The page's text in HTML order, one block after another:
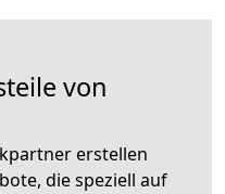
von
erstellen
die speziell auf